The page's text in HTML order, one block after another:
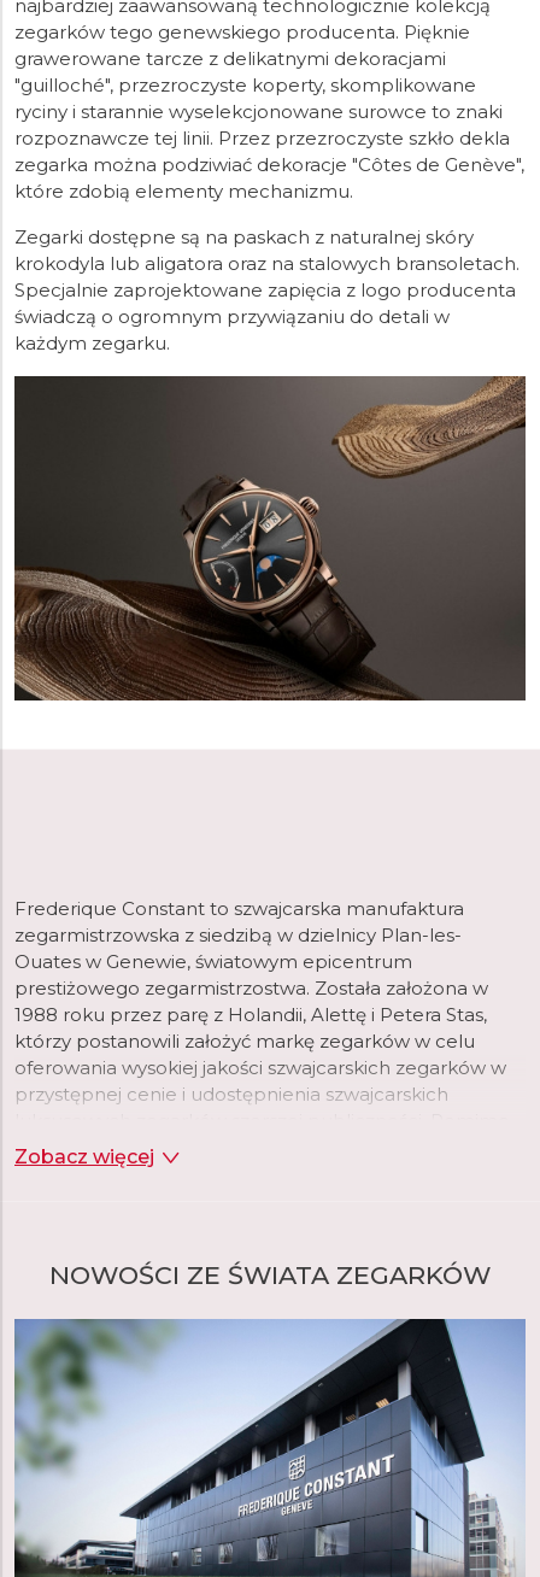
najbardziej zaawansowaną technologicznie kolekcją
zegarków tego genewskiego producenta. Pięknie
grawerowane tarcze z delikatnymi dekoracjami
"guilloché", przezroczyste koperty, skomplikowane
ryciny i starannie wyselekcjonowane surowce to znaki
rozpoznawcze tej linii. Przez przezroczyste szkło dekla
zegarka można podziwiać dekoracje "Côtes de Genève",
które zdobią elementy mechanizmu.
Zegarki dostępne są na paskach z naturalnej skóry
krokodyla lub aligatora oraz na stalowych bransoletach.
Specjalnie zaprojektowane zapięcia z logo producenta
świadczą o ogromnym przywiązaniu do detali w
każdym zegarku.
Frederique Constant to szwajcarska manufaktura
zegarmistrzowska z siedzibą w dzielnicy Plan-les-
Ouates w Genewie, światowym epicentrum
prestiżowego zegarmistrzostwa. Została założona w
1988 roku przez parę z Holandii, Alettę i Petera Stas,
którzy postanowili założyć markę zegarków w celu
oferowania wysokiej jakości szwajcarskich zegarków w
przystępnej cenie i udostępnienia szwajcarskich
krótkiej historii, marka szybko osiągnęła dużą
popularność i uznanie. Cztery lata po założeniu marki, w
Beat, wycięcie w tarczy, które ujawnia mechanizm
marki.
W swojej genewskiej manufakturze o powierzchni 6
200 m2, Frederique Constant opracowuje i produkuje
szeroką gamę zegarków mechanicznych, kwarcowych i
inteligentnych. Od 2004 roku, kiedy to marka
wprowadziła swój pierwszy własny mechanizm,
Frederique Constant zaprojektował i opracował do tej
pory 33 kalibry manufakturowe. Było to możliwe dzięki
utalentowanemu holenderskiemu zegarmistrzowi
Zobacz więcej
NOWOŚCI ZE ŚWIATA ZEGARKÓW